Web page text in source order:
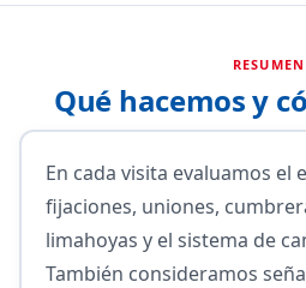
RESUMEN
Qué hacemos y
En cada visita evaluamos el
fijaciones, uniones,
limahoyas y el sistema de
También consideramos